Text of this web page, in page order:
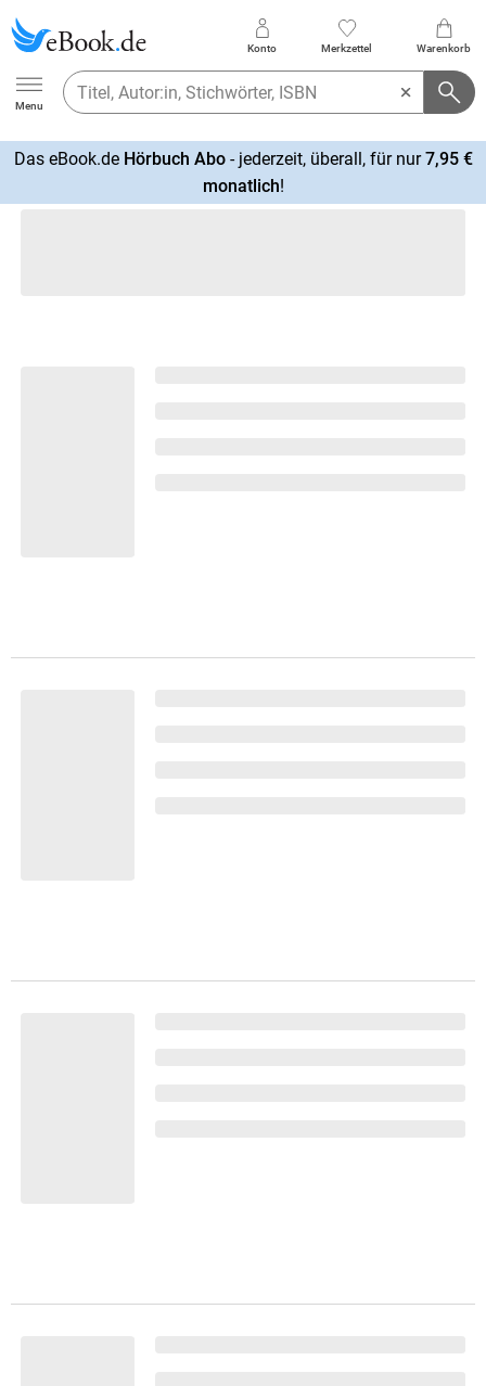
Ebook.de
Menu
Konto Merkzettel Warenkorb
Das eBook.de Hörbuch Abo- jederzeit, überall, für nur7,95 €
monatlich!